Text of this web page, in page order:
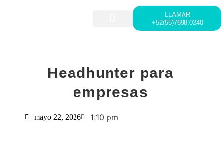
LLAMAR
+52(55)7698.0240
Headhunter para
empresas
mayo 22, 2026 1:10 pm